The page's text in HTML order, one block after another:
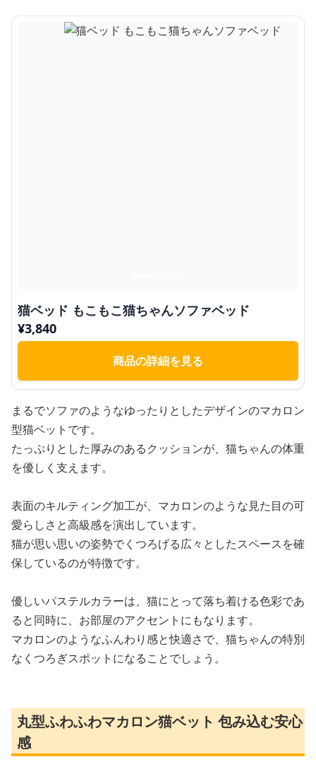
猫ベッド もこもこ猫ちゃんソファベッド
¥3,840
商品の詳細を見る
まるでソファのようなゆったりとしたデザインのマカロン
型猫ベットです。
たっぷりとした厚みのあるクッションが、猫ちゃんの体重
を優しく支えます。
表面のキルティング加工が、マカロンのような見た目の可
愛らしさと高級感を演出しています。
猫が思い思いの姿勢でくつろげる広々としたスペースを確
保しているのが特徴です。
優しいパステルカラーは、猫にとって落ち着ける色彩であ
ると同時に、お部屋のアクセントにもなります。
マカロンのようなふんわり感と快適さで、猫ちゃんの特別
なくつろぎスポットになることでしょう。
丸型ふわふわマカロン猫ベット 包み込む安心
感